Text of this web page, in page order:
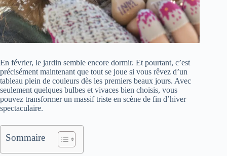
En février, le jardin semble encore dormir. Et pourtant, c’est
précisément maintenant que tout se joue si vous rêvez d’un
tableau plein de couleurs dès les premiers beaux jours. Avec
seulement quelques bulbes et vivaces bien choisis, vous
pouvez transformer un massif triste en scène de fin d’hiver
spectaculaire.
Sommaire